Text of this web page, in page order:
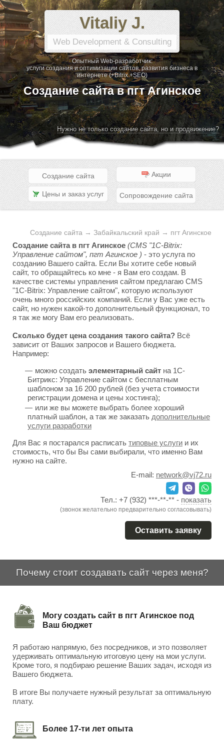
Vitaliy J.
Web Development & Consulting
Опытный Web-разработчик:
услуги создания и оптимизации сайтов, развития бизнеса в
интернете (+Bitrix +SEO)
Создание сайта в пгт Агинское
Нужно не только создание сайта, но и продвижение?
Создание сайта Акции
Цены и заказ услуг Сопровождение сайта
Создание сайта → Забайкальский край → пгт Агинское
Создание сайта в пгт Агинское (CMS "1C-Bitrix:
Управление сайтом", пгт Агинское ) - это услуга по
созданию Вашего сайта. Если Вы хотите себе новый
сайт, то обращайтесь ко мне - я Вам его создам. В
качестве системы управления сайтом предлагаю CMS
"1C-Bitrix: Управление сайтом", которую используют
очень много российских компаний. Если у Вас уже есть
сайт, но нужен какой-то дополнительный функционал, то
я так же могу Вам его реализовать.
Сколько будет цена создания такого сайта? Всё
зависит от Ваших запросов и Вашего бюджета.
Например:
можно создать элементарный сайт на 1С-
Битрикс: Управление сайтом с бесплатным
шаблоном за 16 200 рублей (без учета стоимости
регистрации домена и цены хостинга);
или же вы можете выбрать более хороший
платный шаблон, а так же заказать дополнительные
услуги разработки
Для Вас я постарался расписать типовые услуги и их
стоимость, что бы Вы сами выбирали, что именно Вам
нужно на сайте.
E-mail: network@vj72.ru
Тел.: +7 (932) ***-**-** - показать
(звонок желательно предварительно согласовывать)
Оставить заявку
Почему стоит создавать сайт через меня?
Могу создать сайт в пгт Агинское под
Ваш бюджет
Я работаю напрямую, без посредников, и это позволяет
удерживать оптимальную итоговую цену на мои услуги.
Кроме того, я подбираю решение Ваших задач, исходя из
Вашего бюджета.
В итоге Вы получаете нужный результат за оптимальную
плату.
Более 17-ти лет опыта